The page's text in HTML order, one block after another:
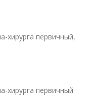
хирурга первичный,
хирурга первичный